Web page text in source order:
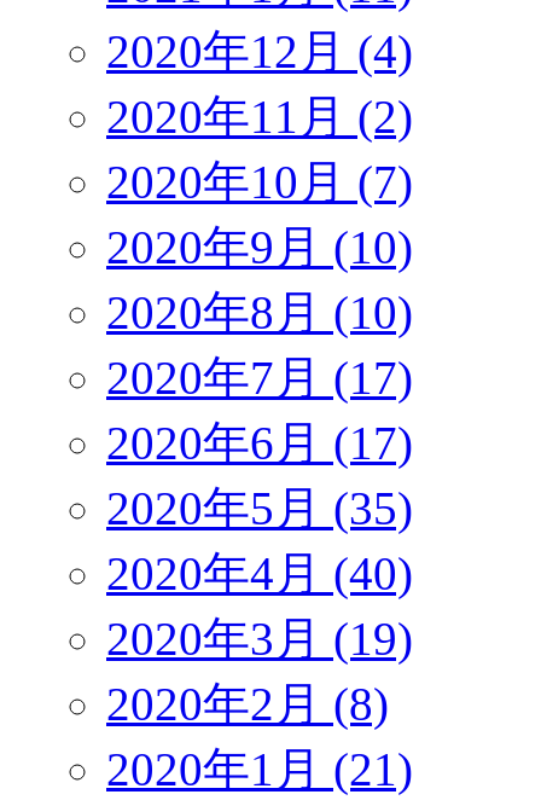
2020年12月 (4)
2020年11月 (2)
2020年10月 (7)
2020年9月 (10)
2020年8月 (10)
2020年7月 (17)
2020年6月 (17)
2020年5月 (35)
2020年4月 (40)
2020年3月 (19)
2020年2月 (8)
2020年1月 (21)